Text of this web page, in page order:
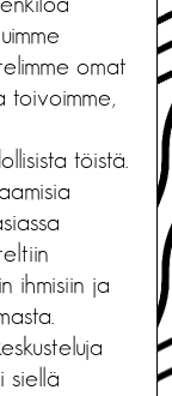
omat
toivoimme,
töistä.
ihmisiin ja
siellä